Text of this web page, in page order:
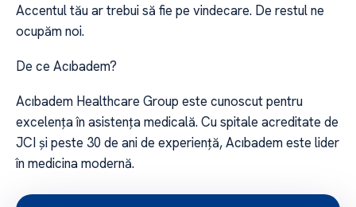
Accentul tău ar trebui să fie pe vindecare. De restul ne
ocupăm noi.
De ce Acıbadem?
Acıbadem Healthcare Group este cunoscut pentru
excelența în asistența medicală. Cu spitale acreditate de
JCI și peste 30 de ani de experiență, Acıbadem este lider
în medicina modernă.